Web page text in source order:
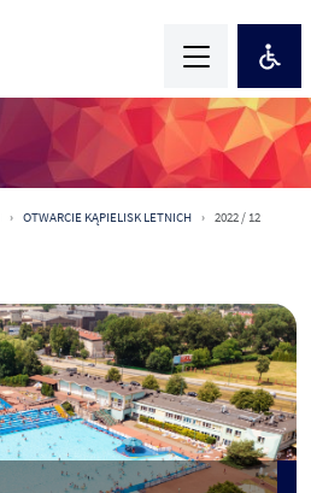
OTWARCIE KĄPIELISK LETNICH 2022 / 12